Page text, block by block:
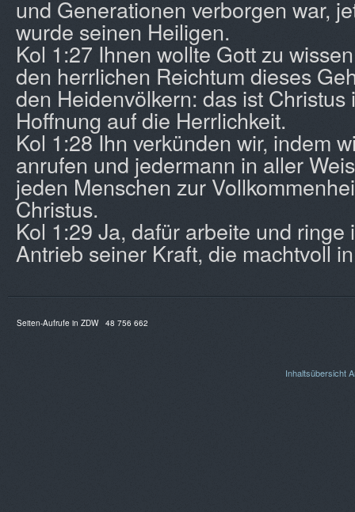
und Generationen verborgen war,
wurde seinen Heiligen.
Kol 1:27 Ihnen wollte Gott zu
den herrlichen Reichtum dieses
den Heidenvölkern: das ist Christus
Hoffnung auf die Herrlichkeit.
Kol 1:28 Ihn verkünden wir, indem
anrufen und jedermann in aller
jeden Menschen zur
Christus.
Kol 1:29 Ja, dafür arbeite und ringe
Antrieb seiner Kraft, die machtvoll
Seiten-Aufrufe in ZDW 48 756 662
Inhaltsübersicht